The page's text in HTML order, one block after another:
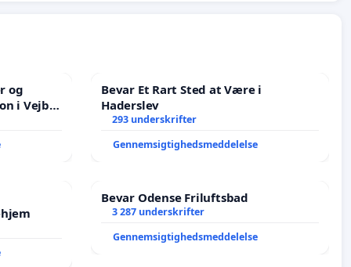
og
i Vejby
Bevar Et Rart Sted at Være i
Haderslev
293 underskrifter
Gennemsigtighedsmeddelelse
Bevar Odense Friluftsbad
3 287 underskrifter
Gennemsigtighedsmeddelelse